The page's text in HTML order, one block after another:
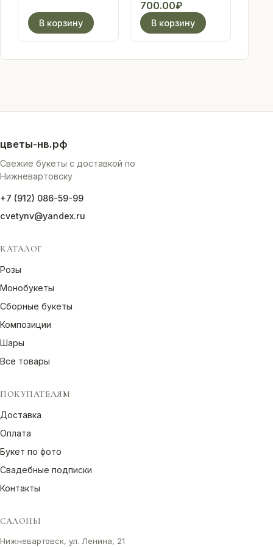
В корзину
составляла
4
700.00₽
цена:
4
В корзину
цветы-нв.рф
Свежие букеты с доставкой по
Нижневартовску
+7 (912) 086-59-99
cvetynv@yandex.ru
КАТАЛОГ
Розы
Монобукеты
Сборные букеты
Композиции
Шары
Все товары
ПОКУПАТЕЛЯМ
Доставка
Оплата
Букет по фото
Свадебные подписки
Контакты
САЛОНЫ
Нижневартовск, ул. Ленина, 21